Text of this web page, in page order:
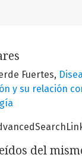
Fuertes,
y su relación
del